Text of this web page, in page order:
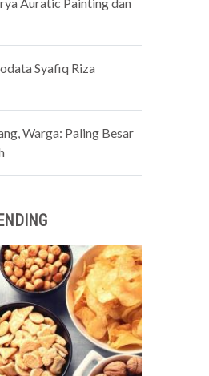
Syafiq Riza
Warga: Paling Besar